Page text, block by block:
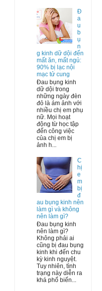
Đ
a
u
b
ụ
n
g kinh dữ dội đến
mất ăn, mất ngủ:
90% bị lạc nội
mạc tử cung
Đau bụng kinh
dữ dội trong
những ngày đèn
đỏ là ám ảnh với
nhiều chị em phụ
nữ. Mọi hoạt
động từ học tập
đến công việc
của chị em bị
ảnh h...
C
hị
e
m
bị
đ
au bụng kinh nên
làm gì và không
nên làm gì?
Đau bụng kinh
nên làm gì?
Không phải ai
cũng bị đau bụng
kinh khi đến chu
kỳ kinh nguyệt.
Tuy nhiên, tình
trạng này diễn ra
khá phổ biến...